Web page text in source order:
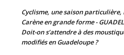
Cyclisme, une saison
Carène en grande forme -
Doit-on s’attendre à des
modifiés en Guadeloupe ?